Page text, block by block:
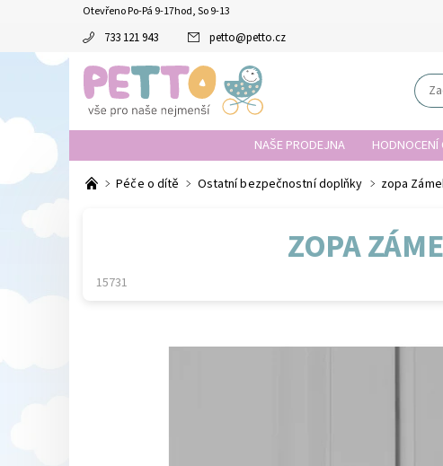
Otevřeno Po-Pá 9-17hod, So 9-13
733 121 943 petto@petto.cz
NAŠE PRODEJNA
Péče o dítě Ostatní bezpečnostní doplňky zopa
ZOPA
15731